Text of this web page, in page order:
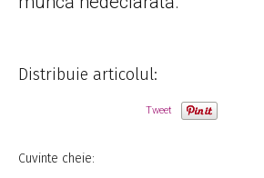
Distribuie articolul:
Tweet
Cuvinte cheie: